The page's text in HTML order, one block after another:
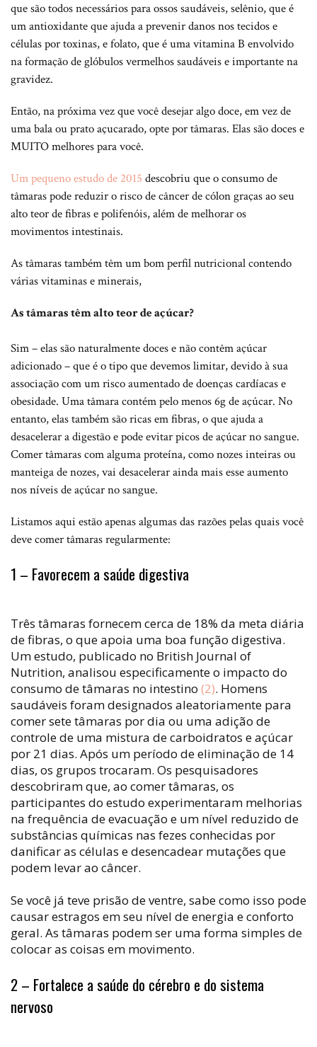
que são todos necessários para ossos saudáveis, selênio, que é
um antioxidante que ajuda a prevenir danos nos tecidos e
células por toxinas, e folato, que é uma vitamina B envolvido
na formação de glóbulos vermelhos saudáveis ​​e importante na
gravidez.
Então, na próxima vez que você desejar algo doce, em vez de
uma bala ou prato açucarado, opte por tâmaras. Elas são doces e
MUITO melhores para você.
Um pequeno estudo de 2015 descobriu que o consumo de
tâmaras pode reduzir o risco de câncer de cólon graças ao seu
alto teor de fibras e polifenóis, além de melhorar os
movimentos intestinais.
As tâmaras também têm um bom perfil nutricional contendo
várias vitaminas e minerais,
As tâmaras têm alto teor de açúcar?
Sim – elas são naturalmente doces e não contêm açúcar
adicionado – que é o tipo que devemos limitar, devido à sua
associação com um risco aumentado de doenças cardíacas e
obesidade. Uma tâmara contém pelo menos 6g de açúcar. No
entanto, elas também são ricas em fibras, o que ajuda a
desacelerar a digestão e pode evitar picos de açúcar no sangue.
Comer tâmaras com alguma proteína, como nozes inteiras ou
manteiga de nozes, vai desacelerar ainda mais esse aumento
nos níveis de açúcar no sangue.
Listamos aqui estão apenas algumas das razões pelas quais você
deve comer tâmaras regularmente:
1 – Favorecem a saúde digestiva
Três tâmaras fornecem cerca de 18% da meta diária
de fibras, o que apoia uma boa função digestiva.
Um estudo, publicado no British Journal of
Nutrition, analisou especificamente o impacto do
consumo de tâmaras no intestino (2). Homens
saudáveis ​​foram designados aleatoriamente para
comer sete tâmaras por dia ou uma adição de
controle de uma mistura de carboidratos e açúcar
por 21 dias. Após um período de eliminação de 14
dias, os grupos trocaram. Os pesquisadores
descobriram que, ao comer tâmaras, os
participantes do estudo experimentaram melhorias
na frequência de evacuação e um nível reduzido de
substâncias químicas nas fezes conhecidas por
danificar as células e desencadear mutações que
podem levar ao câncer.
Se você já teve prisão de ventre, sabe como isso pode
causar estragos em seu nível de energia e conforto
geral. As tâmaras podem ser uma forma simples de
colocar as coisas em movimento.
2 – Fortalece a saúde do cérebro e do sistema
nervoso